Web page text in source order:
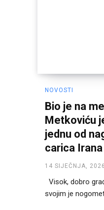
NOVOSTI
Bio je na
Metkoviću
jednu od
carica Irana
14 SIJEČNJA, 2026
svojim je